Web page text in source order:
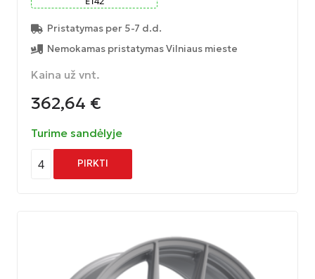
Pristatymas per 5-7 d.d.
Nemokamas pristatymas Vilniaus mieste
Kaina už vnt.
362,64 €
Turime sandėlyje
4 PIRKTI